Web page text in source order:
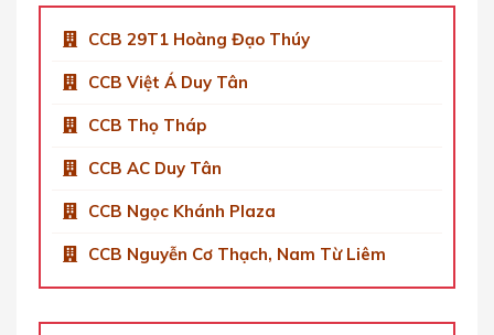
CCB 29T1 Hoàng Đạo Thúy
CCB Việt Á Duy Tân
CCB Thọ Tháp
CCB AC Duy Tân
CCB Ngọc Khánh Plaza
CCB Nguyễn Cơ Thạch, Nam Từ Liêm